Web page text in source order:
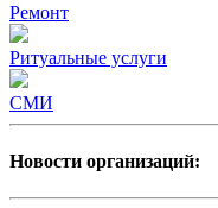
Ремонт
Ритуальные услуги
СМИ
Новости организаций: